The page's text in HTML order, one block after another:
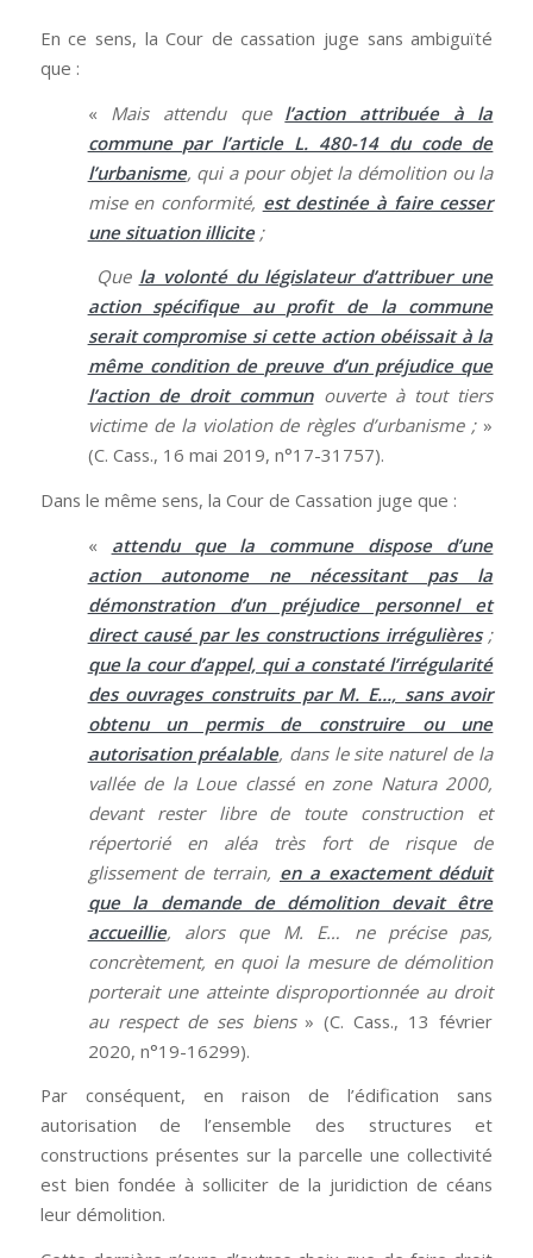
En ce sens, la Cour de cassation juge sans ambiguïté
que :
« Mais attendu que l’action attribuée à la
commune par l’article L. 480-14 du code de
l’urbanisme, qui a pour objet la démolition ou la
mise en conformité, est destinée à faire cesser
une situation illicite;
Que la volonté du législateur d’attribuer une
action spécifique au profit de la commune
serait compromise si cette action obéissait à la
même condition de preuve d’un préjudice que
l’action de droit communouverte à tout tiers
victime de la violation de règles d’urbanisme ;»
(C. Cass., 16 mai 2019, n°17-31757).
Dans le même sens, la Cour de Cassation juge que :
« attendu que la commune dispose d’une
action autonome ne nécessitant pas la
démonstration d’un préjudice personnel et
direct causé par les constructions irrégulières;
que la cour d’appel, qui a constaté l’irrégularité
des ouvrages construits par M. E…, sans avoir
obtenu un permis de construire ou une
autorisation préalable, dans le site naturel de la
vallée de la Loue classé en zone Natura 2000,
devant rester libre de toute construction et
répertorié en aléa très fort de risque de
glissement de terrain, en a exactement déduit
que la demande de démolition devait être
accueillie, alors que M. E… ne précise pas,
concrètement, en quoi la mesure de démolition
porterait une atteinte disproportionnée au droit
au respect de ses biens» (C. Cass., 13 février
2020, n°19-16299).
Par conséquent, en raison de l’édification sans
autorisation de l’ensemble des structures et
constructions présentes sur la parcelle une collectivité
est bien fondée à solliciter de la juridiction de céans
leur démolition.